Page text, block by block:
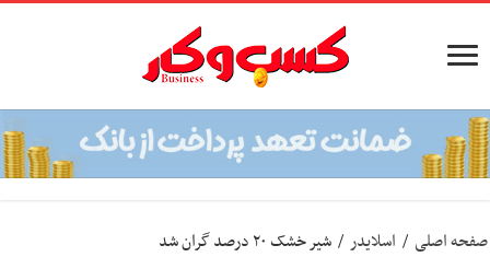
صفحه اصلی / اسلایدر / شیر خشک ۲۰ درصد گران شد